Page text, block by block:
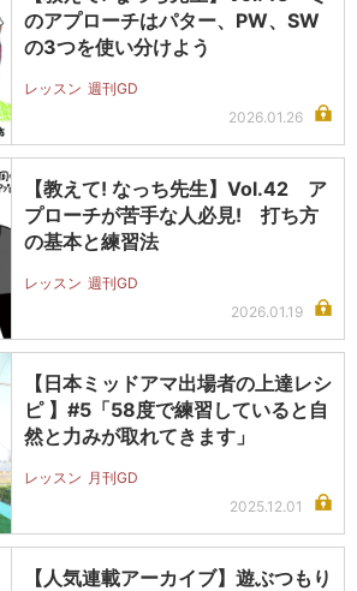
のアプローチはパター、PW、SW
の3つを使い分けよう
レッスン 週刊GD
2026.01.26
【教えて! なっち先生】Vol.42 ア
プローチが苦手な人必見! 打ち方
の基本と練習法
レッスン 週刊GD
2026.01.19
【日本ミッドアマ出場者の上達レシ
ピ 】#5「58度で練習していると自
然と力みが取れてきます」
レッスン 月刊GD
2025.12.01
【人気連載アーカイブ】遊ぶつもり